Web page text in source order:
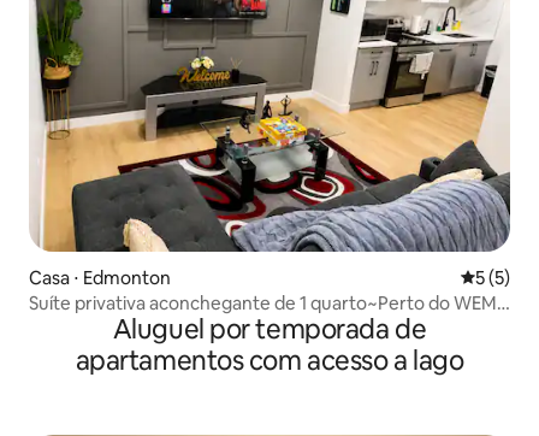
Casa ⋅ Edmonton 5 de
5 (5)
Suíte privativa aconchegante de 1 quarto~Perto do WEM~
Espaço de trabalho e silêncio
Aluguel por temporada de
apartamentos com acesso a lago